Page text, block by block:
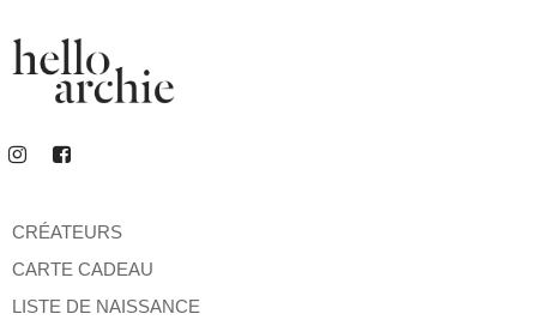
CRÉATEURS
CARTE CADEAU
LISTE DE NAISSANCE